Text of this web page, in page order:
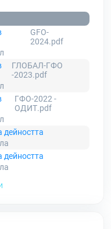
GFO-
2024.pdf
ГЛОБАЛ-ГФО
-2023.pdf
ГФО-2022 -
ОДИТ.pdf
дейността
дейността